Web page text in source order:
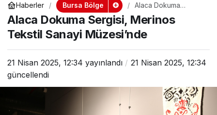
Haberler Bursa Bölge
Alaca Dokuma
Sergisi, Merinos
Tekstil Sanayi
Müzesi’nde
Alaca Dokuma Sergisi, Merinos
Tekstil Sanayi Müzesi’nde
21 Nisan 2025, 12:34 yayınlandı
21 Nisan 2025, 12:34
güncellendi